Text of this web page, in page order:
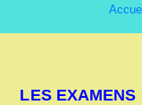
LES EXAMENS